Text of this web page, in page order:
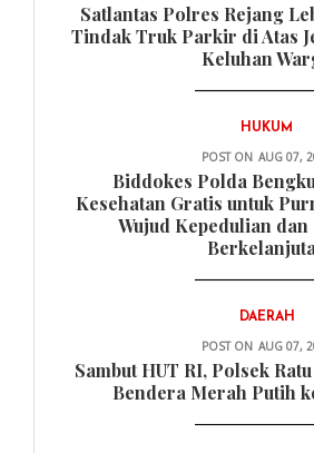
Satlantas Polres Rejang
Tindak Truk Parkir di Atas
Keluhan
HUKUM
POST ON AUG 07,
Biddokes Polda
Kesehatan Gratis untuk
Wujud Kepedulian
DAERAH
POST ON AUG 07,
Sambut HUT RI, Polsek
Bendera Merah Putih